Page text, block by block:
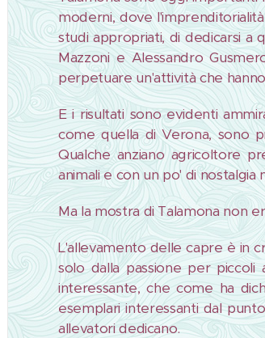
moderni, dove
studi appropriati, di dedicarsi a
Mazzoni e Alessandro
perpetuare un'attività che
E i risultati sono evidenti
come quella di Verona, sono
Qualche anziano agricoltore
animali e con un po' di
Ma la mostra di Talamona non
L'allevamento delle capre è in
solo dalla passione per
interessante, che come ha
esemplari interessanti dal
allevatori dedicano.